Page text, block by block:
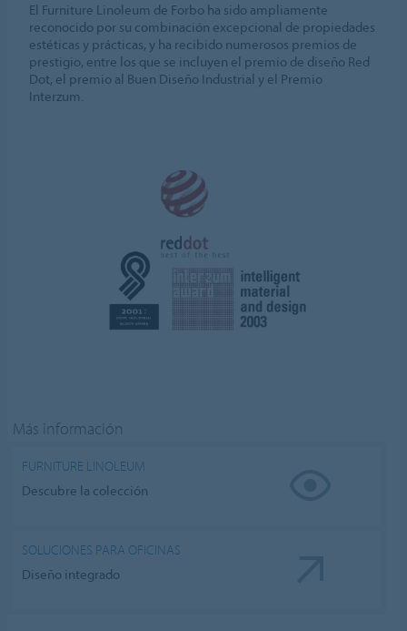
El Furniture Linoleum de Forbo ha sido ampliamente
reconocido por su combinación excepcional de propiedades
estéticas y prácticas, y ha recibido numerosos premios de
prestigio, entre los que se incluyen el premio de diseño Red
Dot, el premio al Buen Diseño Industrial y el Premio
Interzum.
Más información
FURNITURE LINOLEUM
Descubre la colección
SOLUCIONES PARA OFICINAS
Diseño integrado